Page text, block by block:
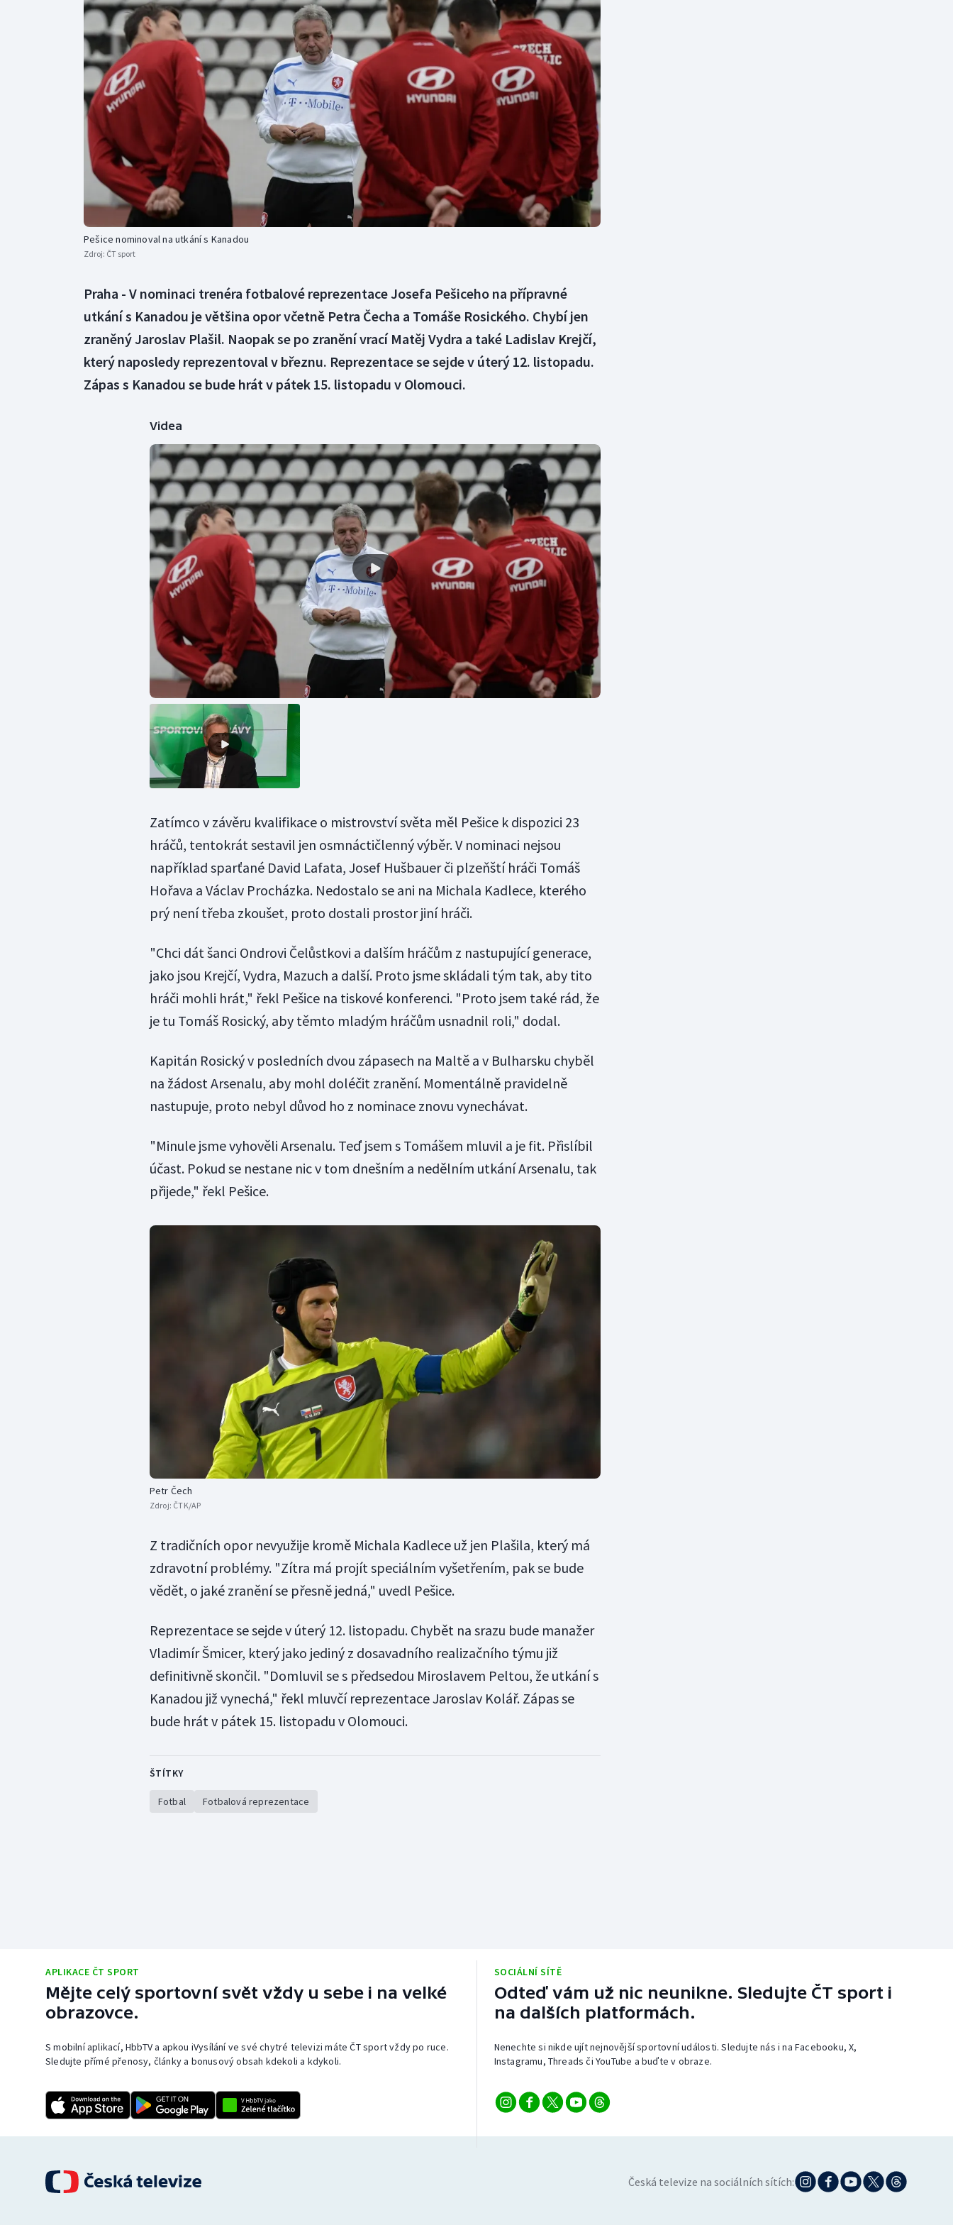
Curling
Dostihy
Florbal
Futsal
Gymnastika
Moderní pětiboj
Motorsport
Olympijské hry
Parasport
Plavání
Plážový volejbal
Triatlon
Veslování
Vodní slalom
Volejbal
Ostatní
Pešice nominoval na utkání s Kanadou
Zdroj: ČT sport
Praha - V nominaci trenéra fotbalové reprezentace Josefa Pešiceho na přípravné
utkání s Kanadou je většina opor včetně Petra Čecha a Tomáše Rosického. Chybí jen
zraněný Jaroslav Plašil. Naopak se po zranění vrací Matěj Vydra a také Ladislav Krejčí,
který naposledy reprezentoval v březnu. Reprezentace se sejde v úterý 12. listopadu.
Zápas s Kanadou se bude hrát v pátek 15. listopadu v Olomouci.
Videa
Zatímco v závěru kvalifikace o mistrovství světa měl Pešice k dispozici 23
hráčů, tentokrát sestavil jen osmnáctičlenný výběr. V nominaci nejsou
například sparťané David Lafata, Josef Hušbauer či plzeňští hráči Tomáš
Hořava a Václav Procházka. Nedostalo se ani na Michala Kadlece, kterého
prý není třeba zkoušet, proto dostali prostor jiní hráči.
"Chci dát šanci Ondrovi Čelůstkovi a dalším hráčům z nastupující generace,
jako jsou Krejčí, Vydra, Mazuch a další. Proto jsme skládali tým tak, aby tito
hráči mohli hrát," řekl Pešice na tiskové konferenci. "Proto jsem také rád, že
je tu Tomáš Rosický, aby těmto mladým hráčům usnadnil roli," dodal.
Kapitán Rosický v posledních dvou zápasech na Maltě a v Bulharsku chyběl
na žádost Arsenalu, aby mohl doléčit zranění. Momentálně pravidelně
nastupuje, proto nebyl důvod ho z nominace znovu vynechávat.
"Minule jsme vyhověli Arsenalu. Teď jsem s Tomášem mluvil a je fit. Přislíbil
účast. Pokud se nestane nic v tom dnešním a nedělním utkání Arsenalu, tak
přijede," řekl Pešice.
Petr Čech
Zdroj: ČTK/AP
Z tradičních opor nevyužije kromě Michala Kadlece už jen Plašila, který má
zdravotní problémy. "Zítra má projít speciálním vyšetřením, pak se bude
vědět, o jaké zranění se přesně jedná," uvedl Pešice.
Reprezentace se sejde v úterý 12. listopadu. Chybět na srazu bude manažer
Vladimír Šmicer, který jako jediný z dosavadního realizačního týmu již
definitivně skončil. "Domluvil se s předsedou Miroslavem Peltou, že utkání s
Kanadou již vynechá," řekl mluvčí reprezentace Jaroslav Kolář. Zápas se
bude hrát v pátek 15. listopadu v Olomouci.
ŠTÍTKY
Fotbal Fotbalová reprezentace
APLIKACE ČT SPORT
Mějte celý sportovní svět vždy u sebe i na velké
obrazovce.
S mobilní aplikací, HbbTV a apkou iVysílání ve své chytré televizi máte ČT sport vždy po ruce.
Sledujte přímé přenosy, články a bonusový obsah kdekoli a kdykoli.
SOCIÁLNÍ SÍTĚ
Odteď vám už nic neunikne. Sledujte ČT sport i
na dalších platformách.
Nenechte si nikde ujít nejnovější sportovní události. Sledujte nás i na Facebooku, X,
Instagramu, Threads či YouTube a buďte v obraze.
Česká televize na sociálních sítích: